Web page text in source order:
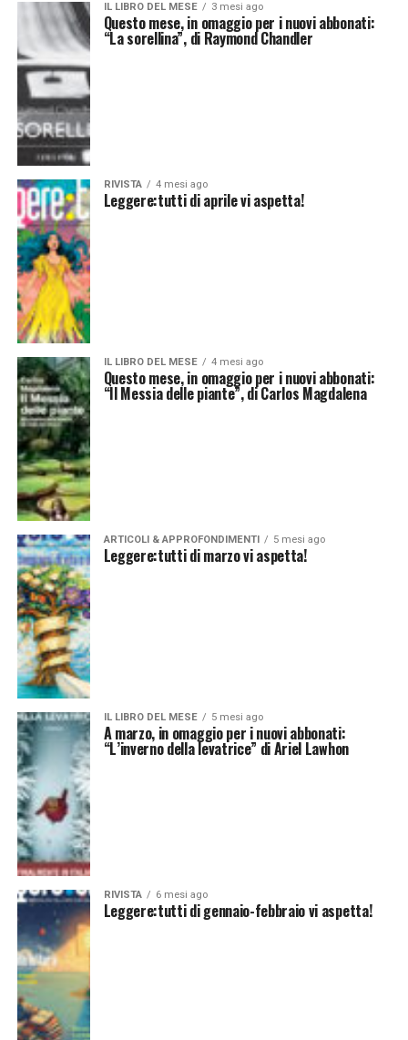
IL LIBRO DEL MESE 3 mesi ago
Questo mese, in omaggio per i nuovi abbonati:
“La sorellina”, di Raymond Chandler
RIVISTA 4 mesi ago
Leggere:tutti di aprile vi aspetta!
IL LIBRO DEL MESE 4 mesi ago
Questo mese, in omaggio per i nuovi abbonati:
“Il Messia delle piante”, di Carlos Magdalena
ARTICOLI & APPROFONDIMENTI 5 mesi ago
Leggere:tutti di marzo vi aspetta!
IL LIBRO DEL MESE 5 mesi ago
A marzo, in omaggio per i nuovi abbonati:
“L’inverno della levatrice” di Ariel Lawhon
RIVISTA 6 mesi ago
Leggere:tutti di gennaio-febbraio vi aspetta!